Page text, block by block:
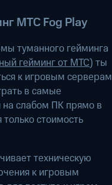
МТС Fog Play
туманного гейминга
гейминг от МТС) ты
к игровым серверам
в самые
на слабом ПК прямо в
стоимость
техническую
к игровым